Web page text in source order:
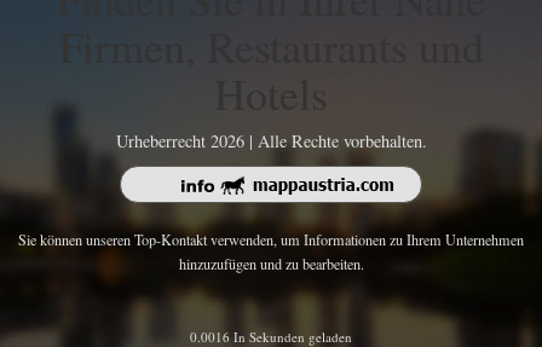
Hotels
Urheberrecht 2026 | Alle Rechte vorbehalten.
Sie können unseren Top-Kontakt verwenden, um Informationen zu Ihrem Unternehmen
hinzuzufügen und zu bearbeiten.
0.0016 In Sekunden geladen